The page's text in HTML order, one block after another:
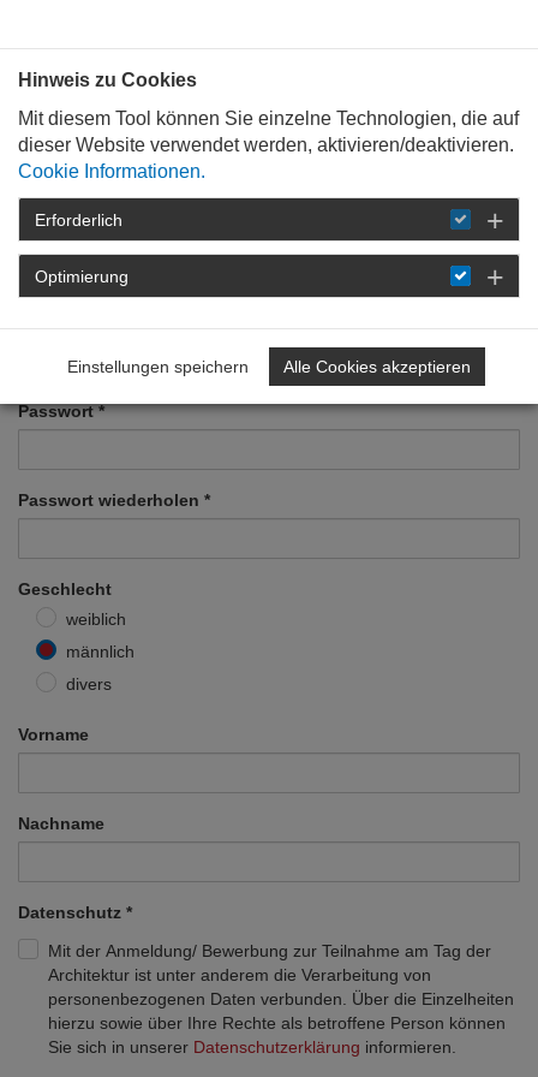
Toggle
Architektenkammer
Neues Benutzerprofil
erstellen
Passwort*
Passwort wiederholen *
Geschlecht
weiblich
männlich
divers
Vorname
Nachname
Datenschutz *
Mit der Anmeldung/ Bewerbung zur Teilnahme am Tag der
Architektur ist unter anderem die Verarbeitung von
personenbezogenen Daten verbunden. Über die Einzelheiten
hierzu sowie über Ihre Rechte als betroffene Person können
Sie sich in unserer Datenschutzerklärung informieren.
Hinweis zu Cookies
Mit diesem Tool können Sie einzelne Technologien, die auf
dieser Website verwendet werden, aktivieren/deaktivieren.
Cookie Informationen.
Erforderlich
Optimierung
Einstellungen speichern Alle Cookies akzeptieren